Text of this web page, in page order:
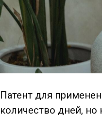
Патент для
количество дней, но